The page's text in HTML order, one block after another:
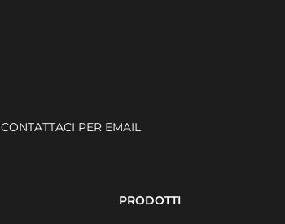
CONTATTACI PER EMAIL
PRODOTTI